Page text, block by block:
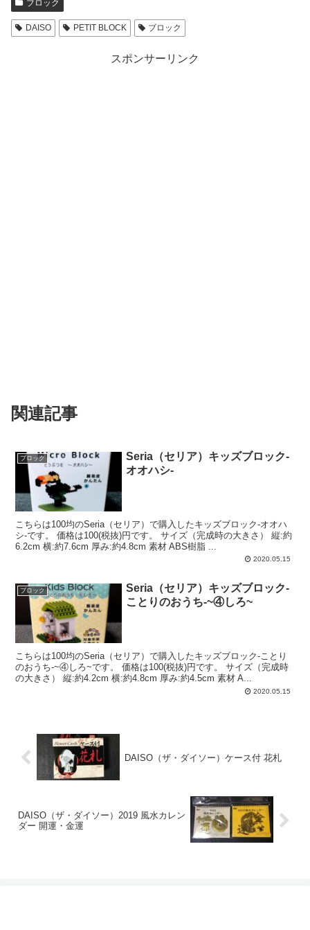
ブロック
DAISO PETIT BLOCK ブロック
スポンサーリンク
関連記事
ブロック
Seria（セリア）キッズブロック-
オオハシ-
こちらは100均のSeria（セリア）で購入したキッズブロック-オオハ
シ-です。 価格は100(税抜)円です。 サイズ（完成時の大きさ） 縦:約
2020.05.15
ブロック
Seria（セリア）キッズブロック-
ことりのおうち-~④しろ~
こちらは100均のSeria（セリア）で購入したキッズブロック-ことり
のおうち-~④しろ~です。 価格は100(税抜)円です。 サイズ（完成時
の大きさ） 縦:約4.2cm 横:約4.8cm 厚み:約4.5cm 素材 A...
2020.05.15
DAISO（ザ・ダイソー）ケース付 花札
DAISO（ザ・ダイソー）2019 風水カレン
ダー 開運・金運